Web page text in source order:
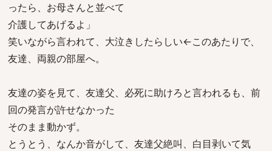
ったら、お母さんと並べて
介護してあげるよ」
笑いながら言われて、大泣きしたらしい←このあたりで、
友達、両親の部屋へ。
友達の姿を見て、友達父、必死に助けろと言われるも、前
回の発言が許せなかった
そのまま動かず。
とうとう、なんか音がして、友達父絶叫、白目剥いて気